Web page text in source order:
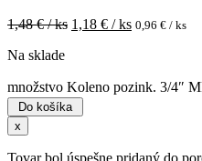
1,48€ / ks 1,18 € / ks 0,96 € / ks
Na sklade
množstvo Koleno pozink. 3/4″
Do košíka
x
Tovar bol úspešne pridaný do